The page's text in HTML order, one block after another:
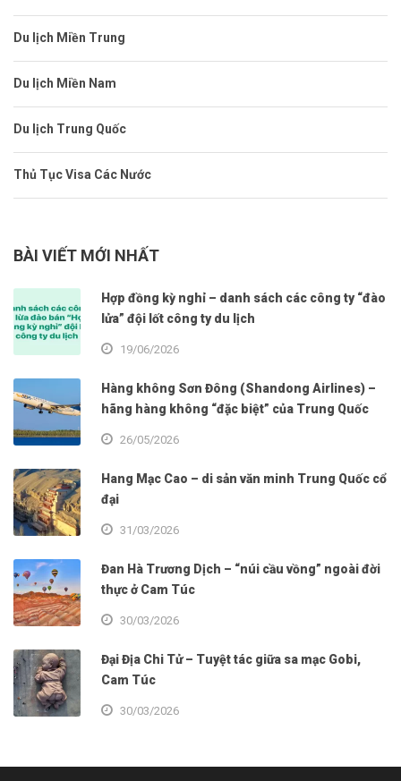
Du lịch Miền Trung
Du lịch Miền Nam
Du lịch Trung Quốc
Thủ Tục Visa Các Nước
BÀI VIẾT MỚI NHẤT
Hợp đồng kỳ nghỉ – danh sách các công ty “đào
lửa” đội lốt công ty du lịch
19/06/2026
Hàng không Sơn Đông (Shandong Airlines) –
hãng hàng không “đặc biệt” của Trung Quốc
26/05/2026
Hang Mạc Cao – di sản văn minh Trung Quốc cổ
đại
31/03/2026
Đan Hà Trương Dịch – “núi cầu vồng” ngoài đời
thực ở Cam Túc
30/03/2026
Đại Địa Chi Tử – Tuyệt tác giữa sa mạc Gobi,
Cam Túc
30/03/2026